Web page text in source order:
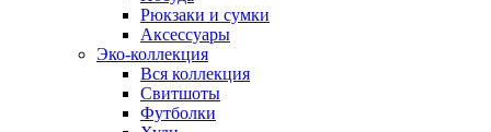
Рюкзаки и сумки
Аксессуары
Эко-коллекция
Вся коллекция
Свитшоты
Футболки